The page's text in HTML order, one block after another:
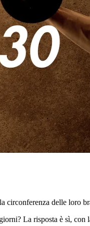
circonferenza delle loro
La risposta è sì,